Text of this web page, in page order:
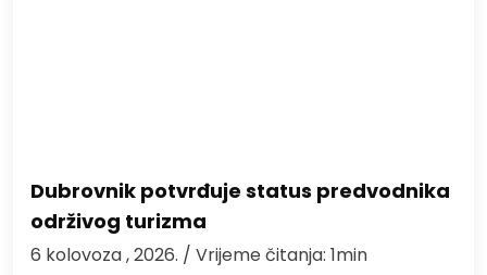
Dubrovnik potvrđuje status predvodnika
održivog turizma
6 kolovoza , 2026. / Vrijeme čitanja: 1min